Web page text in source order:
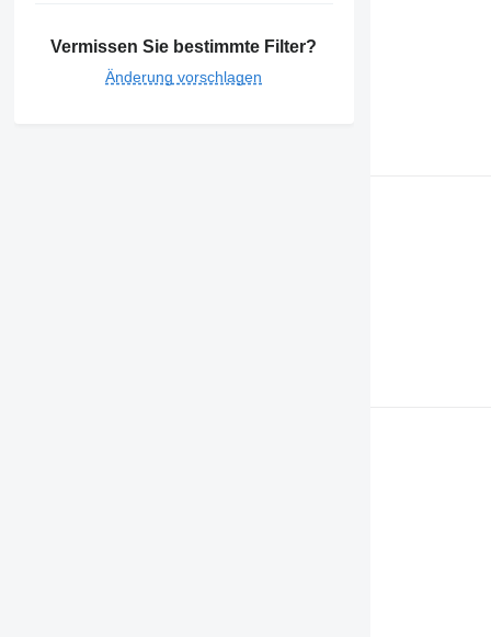
Vermissen Sie bestimmte Filter?
Änderung vorschlagen